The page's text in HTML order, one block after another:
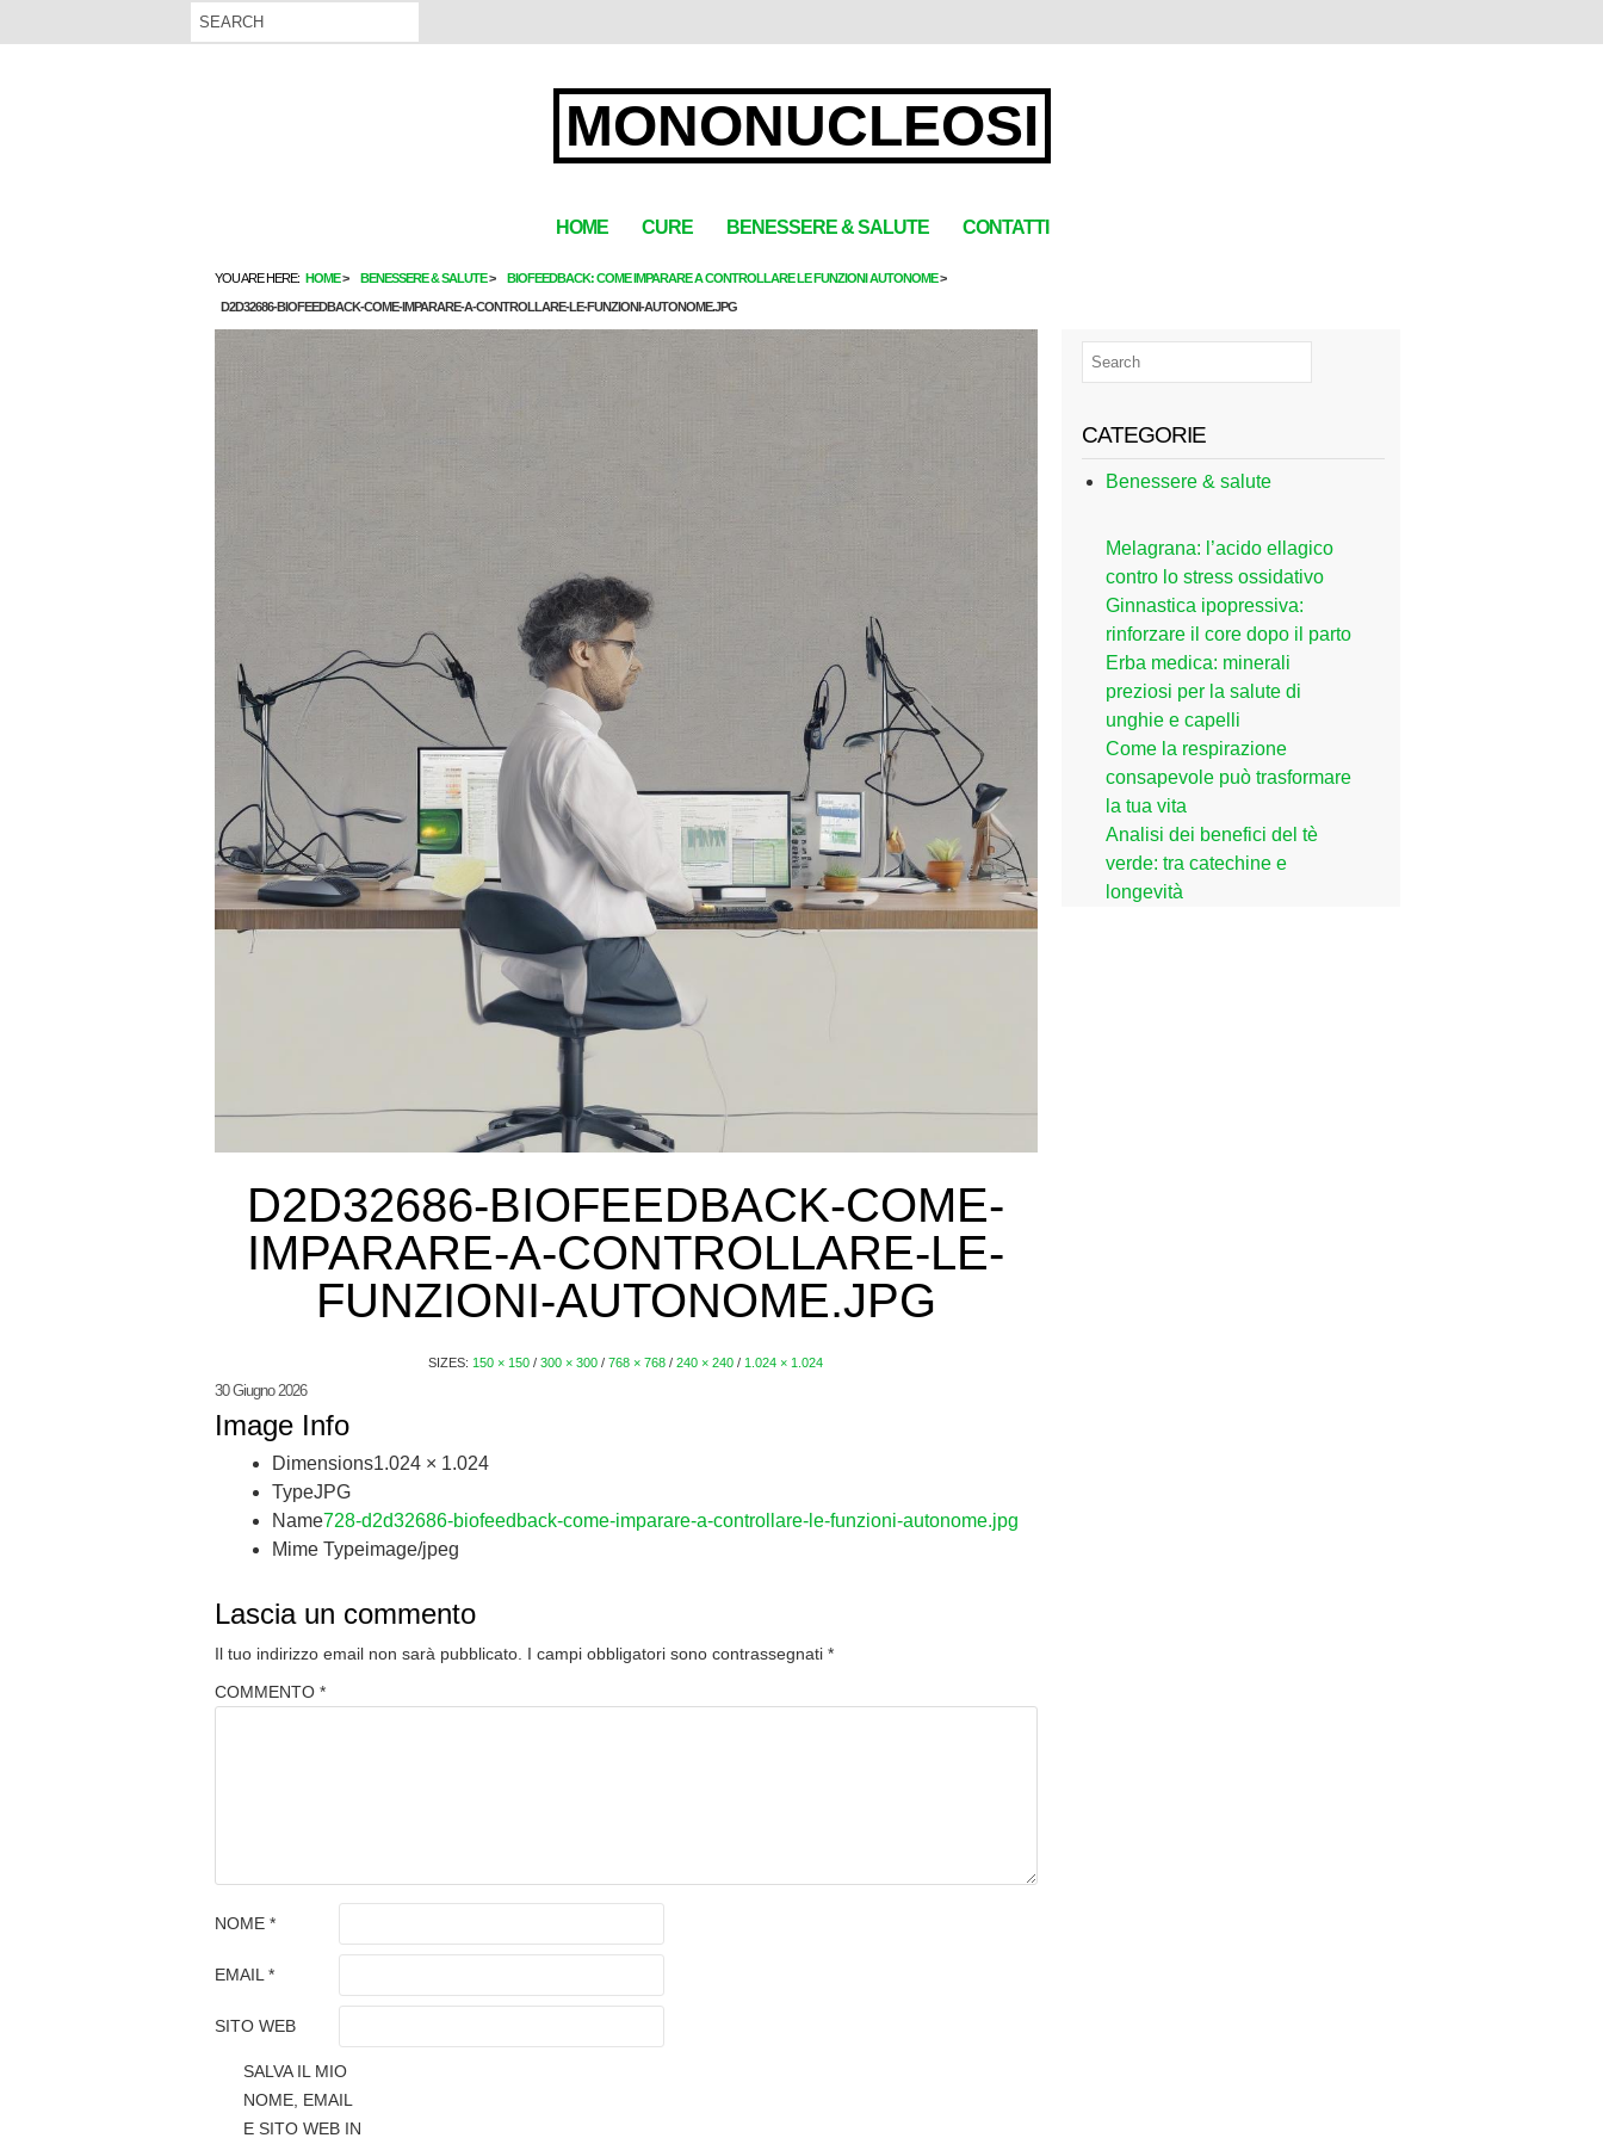
MONONUCLEOSI
HOME CURE BENESSERE & SALUTE CONTATTI
YOU ARE HERE: HOME BENESSERE & SALUTE
BIOFEEDBACK: COME IMPARARE A CONTROLLARE LE FUNZIONI AUTONOME
D2D32686-BIOFEEDBACK-COME-IMPARARE-A-CONTROLLARE-LE-FUNZIONI-AUTONOME.JPG
D2D32686-BIOFEEDBACK-COME-
IMPARARE-A-CONTROLLARE-LE-
FUNZIONI-AUTONOME.JPG
SIZES: 150 × 150 / 300 × 300 / 768 × 768 / 240 × 240 / 1.024 × 1.024
30 Giugno 2026
Image Info
Dimensions1.024 × 1.024
TypeJPG
Name728-d2d32686-biofeedback-come-imparare-a-controllare-le-funzioni-autonome.jpg
Mime Typeimage/jpeg
Lascia un commento
Il tuo indirizzo email non sarà pubblicato. I campi obbligatori sono contrassegnati *
COMMENTO *
NOME *
EMAIL *
SITO WEB
SALVA IL MIO
NOME, EMAIL
E SITO WEB IN
CATEGORIE
Benessere & salute
Melagrana: l’acido ellagico
contro lo stress ossidativo
Ginnastica ipopressiva:
rinforzare il core dopo il parto
Erba medica: minerali
preziosi per la salute di
unghie e capelli
Come la respirazione
consapevole può trasformare
la tua vita
Analisi dei benefici del tè
verde: tra catechine e
longevità